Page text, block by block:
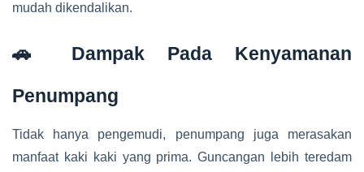
mudah dikendalikan.
🚗 Dampak Pada Kenyamanan
Penumpang
Tidak hanya pengemudi, penumpang juga merasakan
manfaat kaki kaki yang prima. Guncangan lebih teredam